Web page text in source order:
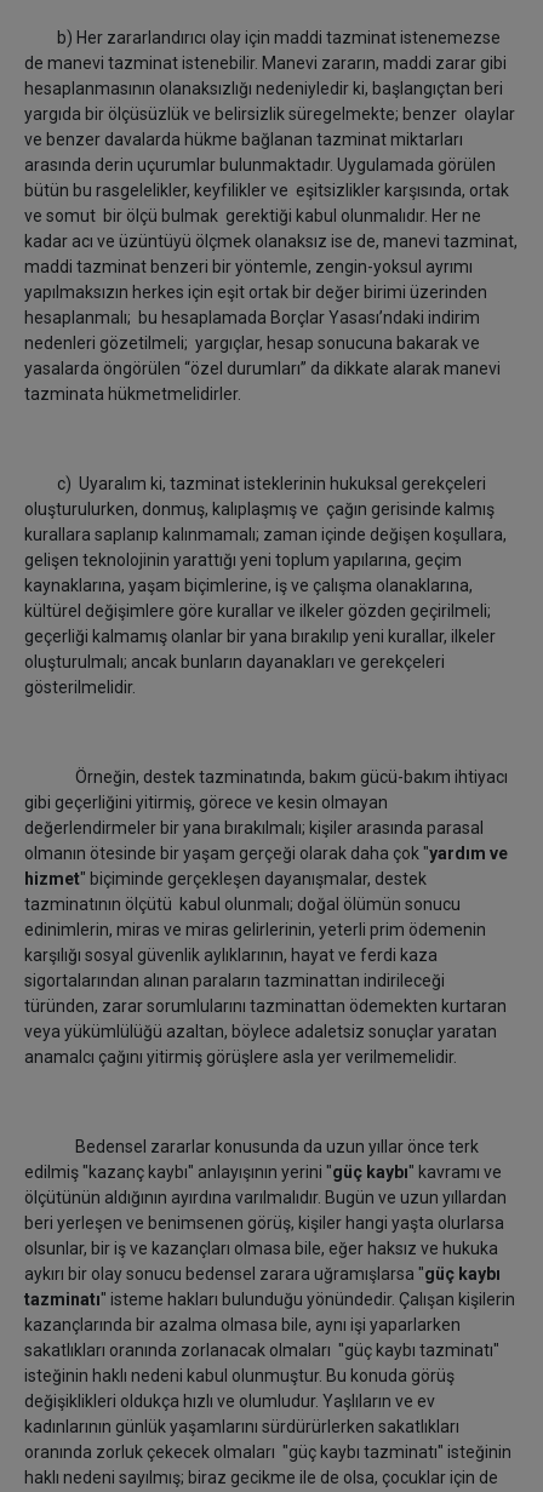
b) Her zararlandırıcı olay için maddi tazminat istenemezse
de manevi tazminat istenebilir. Manevi zararın, maddi zarar gibi
hesaplanmasının olanaksızlığı nedeniyledir ki, başlangıçtan beri
yargıda bir ölçüsüzlük ve belirsizlik süregelmekte; benzer olaylar
ve benzer davalarda hükme bağlanan tazminat miktarları
arasında derin uçurumlar bulunmaktadır. Uygulamada görülen
bütün bu rasgelelikler, keyfilikler ve eşitsizlikler karşısında, ortak
ve somut bir ölçü bulmak gerektiği kabul olunmalıdır. Her ne
kadar acı ve üzüntüyü ölçmek olanaksız ise de, manevi tazminat,
maddi tazminat benzeri bir yöntemle, zengin-yoksul ayrımı
yapılmaksızın herkes için eşit ortak bir değer birimi üzerinden
hesaplanmalı; bu hesaplamada Borçlar Yasası’ndaki indirim
nedenleri gözetilmeli; yargıçlar, hesap sonucuna bakarak ve
yasalarda öngörülen “özel durumları” da dikkate alarak manevi
tazminata hükmetmelidirler.
c) Uyaralım ki, tazminat isteklerinin hukuksal gerekçeleri
oluşturulurken, donmuş, kalıplaşmış ve çağın gerisinde kalmış
kurallara saplanıp kalınmamalı; zaman içinde değişen koşullara,
gelişen teknolojinin yarattığı yeni toplum yapılarına, geçim
kaynaklarına, yaşam biçimlerine, iş ve çalışma olanaklarına,
kültürel değişimlere göre kurallar ve ilkeler gözden geçirilmeli;
geçerliği kalmamış olanlar bir yana bırakılıp yeni kurallar, ilkeler
oluşturulmalı; ancak bunların dayanakları ve gerekçeleri
gösterilmelidir.
Örneğin, destek tazminatında, bakım gücü-bakım ihtiyacı
gibi geçerliğini yitirmiş, görece ve kesin olmayan
değerlendirmeler bir yana bırakılmalı; kişiler arasında parasal
olmanın ötesinde bir yaşam gerçeği olarak daha çok "yardım ve
hizmet" biçiminde gerçekleşen dayanışmalar, destek
tazminatının ölçütü kabul olunmalı; doğal ölümün sonucu
edinimlerin, miras ve miras gelirlerinin, yeterli prim ödemenin
karşılığı sosyal güvenlik aylıklarının, hayat ve ferdi kaza
sigortalarından alınan paraların tazminattan indirileceği
türünden, zarar sorumlularını tazminattan ödemekten kurtaran
veya yükümlülüğü azaltan, böylece adaletsiz sonuçlar yaratan
anamalcı çağını yitirmiş görüşlere asla yer verilmemelidir.
Bedensel zararlar konusunda da uzun yıllar önce terk
edilmiş "kazanç kaybı" anlayışının yerini "güç kaybı" kavramı ve
ölçütünün aldığının ayırdına varılmalıdır. Bugün ve uzun yıllardan
beri yerleşen ve benimsenen görüş, kişiler hangi yaşta olurlarsa
olsunlar, bir iş ve kazançları olmasa bile, eğer haksız ve hukuka
aykırı bir olay sonucu bedensel zarara uğramışlarsa "güç kaybı
tazminatı" isteme hakları bulunduğu yönündedir. Çalışan kişilerin
kazançlarında bir azalma olmasa bile, aynı işi yaparlarken
sakatlıkları oranında zorlanacak olmaları "güç kaybı tazminatı"
isteğinin haklı nedeni kabul olunmuştur. Bu konuda görüş
değişiklikleri oldukça hızlı ve olumludur. Yaşlıların ve ev
kadınlarının günlük yaşamlarını sürdürürlerken sakatlıkları
oranında zorluk çekecek olmaları "güç kaybı tazminatı" isteğinin
haklı nedeni sayılmış; biraz gecikme ile de olsa, çocuklar için de